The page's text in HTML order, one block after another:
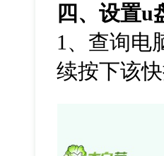
四、设置u
1 、查询电
续按下该快